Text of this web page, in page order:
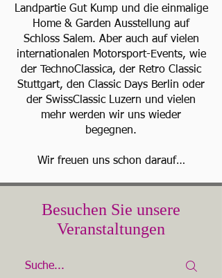
Landpartie Gut Kump und die einmalige
Home & Garden Ausstellung auf
Schloss Salem. Aber auch auf vielen
internationalen Motorsport-Events, wie
der TechnoClassica, der Retro Classic
Stuttgart, den Classic Days Berlin oder
der SwissClassic Luzern und vielen
mehr werden wir uns wieder
begegnen.
Wir freuen uns schon darauf…
Besuchen Sie unsere
Veranstaltungen